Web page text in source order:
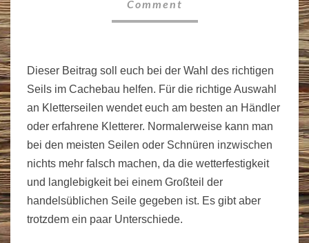
Comment
Dieser Beitrag soll euch bei der Wahl des richtigen
Seils im Cachebau helfen. Für die richtige Auswahl
an Kletterseilen wendet euch am besten an Händler
oder erfahrene Kletterer. Normalerweise kann man
bei den meisten Seilen oder Schnüren inzwischen
nichts mehr falsch machen, da die wetterfestigkeit
und langlebigkeit bei einem Großteil der
handelsüblichen Seile gegeben ist. Es gibt aber
trotzdem ein paar Unterschiede.